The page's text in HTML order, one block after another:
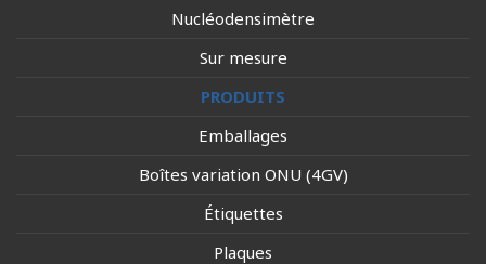
Nucléodensimètre
Sur mesure
PRODUITS
Emballages
Boîtes variation ONU (4GV)
Étiquettes
Plaques